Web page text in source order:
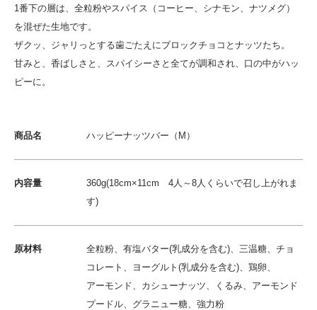
1番下の層は、全粒粉やスパイス（コーヒー、シナモン、ナツメグ）
を混ぜた生地です。
ザクッ、ジャリっとする歯ごたえにブロックチョコとナッツたち。
甘みと、香ばしさと、スパイシーさと全てが調和され、口の中がハッ
ピーに。
商品名 ハッピーナッツバー（M）
内容量
360g(18cm×11cm 4人～8人くらいで召し上がれま
す)
原材料
全粒粉、有塩バター(乳成分を含む)、三温糖、チョ
コレート、ヨーグルト(乳成分を含む)、鶏卵、
アーモンド、カシューナッツ、くるみ、アーモンド
プードル、グラニュー糖、強力粉